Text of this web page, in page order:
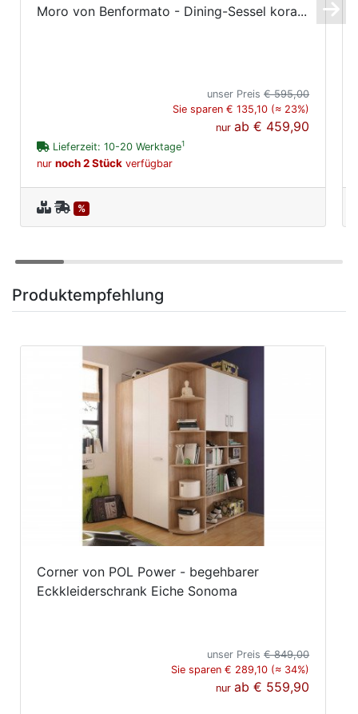
Moro von Benformato - Dining-Sessel kora...
unser Preis€ 595,00
Sie sparen € 135,10 (≈ 23%)
nurab€ 459,90
Lieferzeit: 10-20 Werktage1
nur noch 2 Stück verfügbar
%
Produktempfehlung
Corner von POL Power - begehbarer
Eckkleiderschrank Eiche Sonoma
unser Preis€ 849,00
Sie sparen € 289,10 (≈ 34%)
nurab€ 559,90